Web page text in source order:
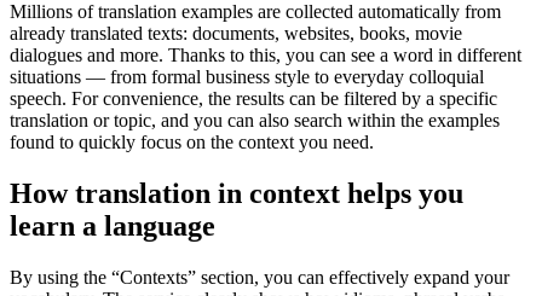
Millions of translation examples are collected automatically from
already translated texts: documents, websites, books, movie
dialogues and more. Thanks to this, you can see a word in different
situations — from formal business style to everyday colloquial
speech. For convenience, the results can be filtered by a specific
translation or topic, and you can also search within the examples
found to quickly focus on the context you need.
How translation in context helps you
learn a language
By using the “Contexts” section, you can effectively expand your